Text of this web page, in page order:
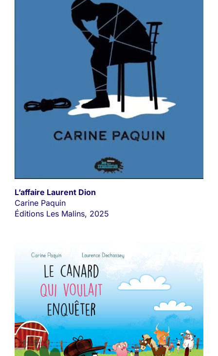
L’affaire Laurent Dion
Carine Paquin
Éditions Les Malins, 2025